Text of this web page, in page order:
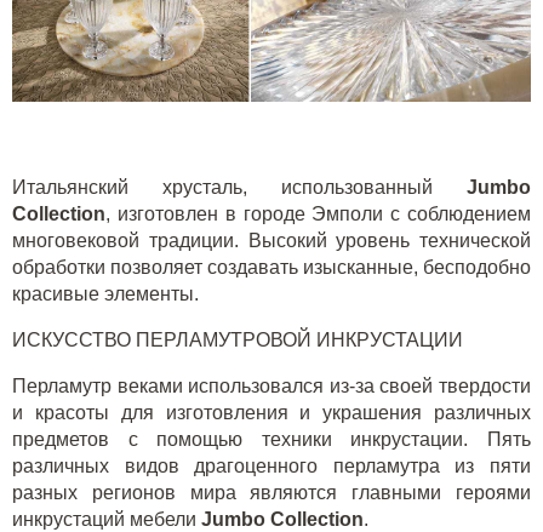
Итальянский хрусталь, использованный Jumbo
Collection, изготовлен в городе Эмполи с соблюдением
многовековой традиции. Высокий уровень технической
обработки позволяет создавать изысканные, бесподобно
красивые элементы.
ИСКУССТВО ПЕРЛАМУТРОВОЙ ИНКРУСТАЦИИ
Перламутр веками использовался из-за своей твердости
и красоты для изготовления и украшения различных
предметов с помощью техники инкрустации. Пять
различных видов драгоценного перламутра из пяти
разных регионов мира являются главными героями
инкрустаций мебели Jumbo Collection.